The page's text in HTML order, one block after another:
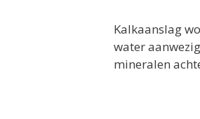
Kalkaanslag
water
mineralen